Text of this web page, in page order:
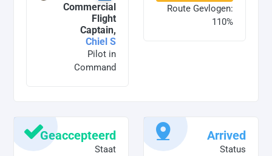
Commercial
Flight
Captain,
Chiel S
Pilot in
Command
Route Gevlogen:
110%
Geaccepteerd
Staat
Arrived
Status